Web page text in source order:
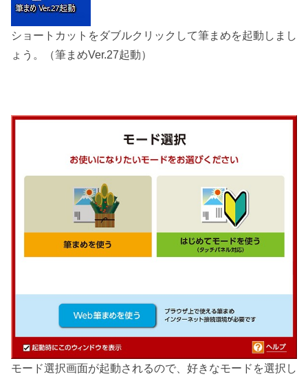
ショートカットをダブルクリックして筆まめを起動しまし
ょう。（筆まめVer.27起動）
モード選択画面が起動されるので、好きなモードを選択し